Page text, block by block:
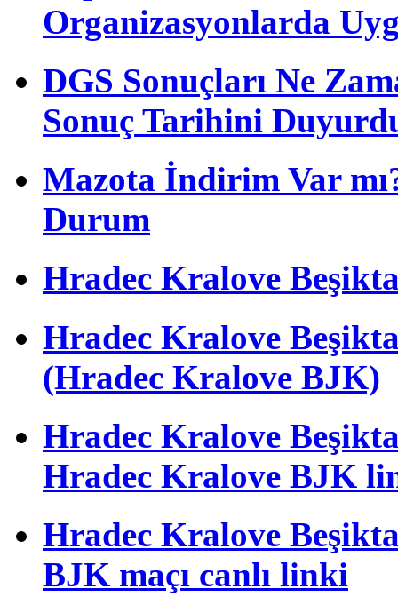
Organizasyonlarda
DGS Sonuçları Ne
Sonuç Tarihini
Mazota İndirim Var
Durum
Hradec Kralove
Hradec Kralove
(Hradec Kralove BJK)
Hradec Kralove
Hradec Kralove BJK
Hradec Kralove
BJK maçı canlı linki